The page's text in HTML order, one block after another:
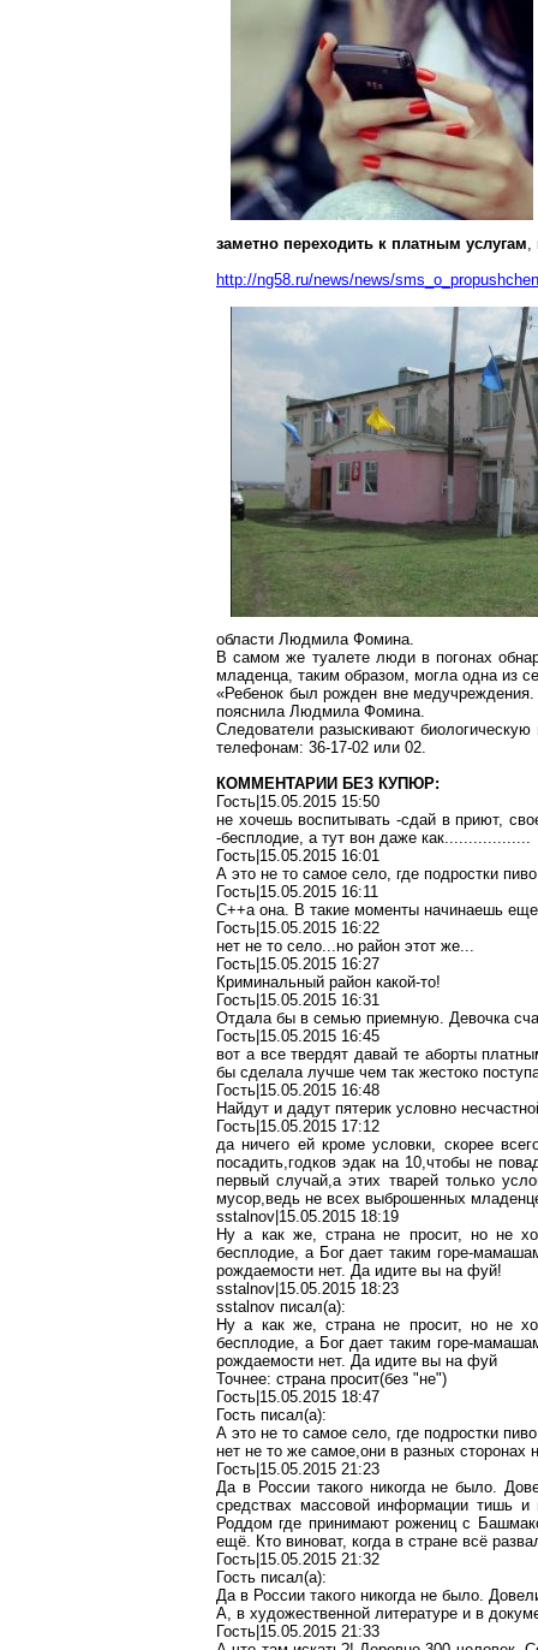
заметно переходить к платным услугам,
http://ng58.ru/news/news/
области Людмила Фомина.
В самом же туалете люди в погонах
младенца, таким образом, могла одна из
«Ребенок был рожден вне
пояснила Людмила Фомина.
Следователи разыскивают
телефонам: 36-17-02 или 02.
КОММЕНТАРИИ БЕЗ КУПЮР:
Гость|15.05.2015 15:50
не хочешь воспитывать -сдай в приют,
-бесплодие, а тут вон даже как..................
Гость|15.05.2015 16:01
А это не то самое село, где подростки
Гость|15.05.2015 16:11
С++а она. В такие моменты начинаешь
Гость|15.05.2015 16:22
нет не то село...но район этот же...
Гость|15.05.2015 16:27
Криминальный район какой-то!
Гость|15.05.2015 16:31
Отдала бы в семью приемную. Девочка
Гость|15.05.2015 16:45
вот а все твердят давай те аборты
бы сделала лучше чем так жестоко
Гость|15.05.2015 16:48
Найдут и дадут пятерик условно
Гость|15.05.2015 17:12
да ничего ей кроме условки, скорее
посадить,годков эдак на 10,чтобы не
первый случай,а этих тварей только
мусор,ведь не всех выброшенных
sstalnov|15.05.2015 18:19
Ну а как же, страна не просит, но не
бесплодие, а Бог дает таким горе-
рождаемости нет. Да идите вы на фуй!
sstalnov|15.05.2015 18:23
sstalnov писал(a):
Ну а как же, страна не просит, но не
бесплодие, а Бог дает таким горе-
рождаемости нет. Да идите вы на фуй
Точнее: страна просит(без "не")
Гость|15.05.2015 18:47
Гость писал(a):
А это не то самое село, где подростки
нет не то же самое,они в разных сторонах
Гость|15.05.2015 21:23
Да в России такого никогда не было.
средствах массовой информации тишь и
Роддом где принимают рожениц с
ещё. Кто виноват, когда в стране всё
Гость|15.05.2015 21:32
Гость писал(a):
Да в России такого никогда не было.
А, в художественной литературе и в
Гость|15.05.2015 21:33